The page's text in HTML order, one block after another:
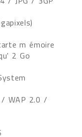
m émoire
2 Go
/ WAP 2.0 /